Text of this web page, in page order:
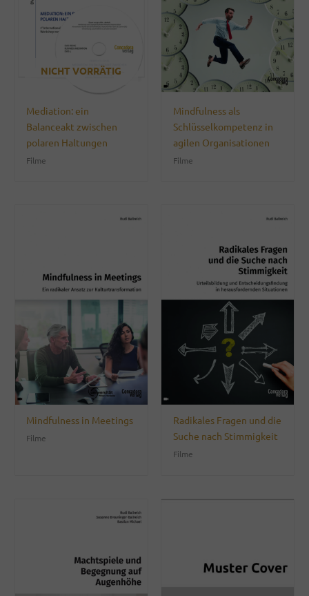
NICHT VORRÄTIG
Mediation: ein
Balanceakt zwischen
polaren Haltungen
Filme
Mindfulness als
Schlüsselkompetenz in
agilen Organisationen
Filme
Mindfulness in Meetings
Filme
Radikales Fragen und die
Suche nach Stimmigkeit
Filme